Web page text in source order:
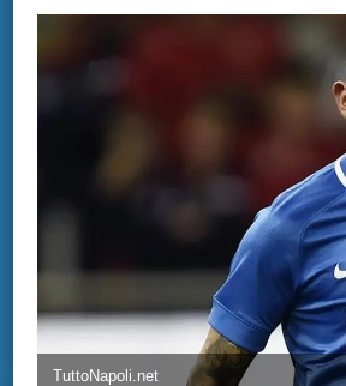
TuttoNapoli.net